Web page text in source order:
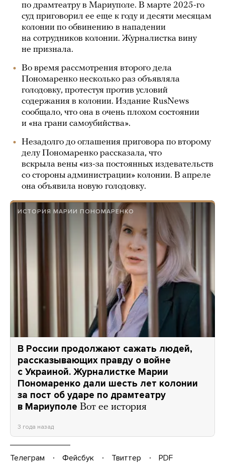
по драмтеатру в Мариуполе. В марте 2025-го
суд приговорил ее еще к году и десяти месяцам
колонии по обвинению в нападении
на сотрудников колонии. Журналистка вину
не признала.
Во время рассмотрения второго дела
Пономаренко несколько раз объявляла
голодовку, протестуя против условий
содержания в колонии. Издание RusNews
сообщало, что она в очень плохом состоянии
и «на грани самоубийства».
Незадолго до оглашения приговора по второму
делу Пономаренко рассказала, что
вскрыла вены «из-за постоянных издевательств
со стороны администрации» колонии. В апреле
она объявила новую голодовку.
ИСТОРИЯ МАРИИ ПОНОМАРЕНКО
В России продолжают сажать людей,
рассказывающих правду о войне
с Украиной. Журналистке Марии
Пономаренко дали шесть лет колонии
за пост об ударе по драмтеатру
в Мариуполе Вот ее история
3 года назад
Телеграм Фейсбук Твиттер
PDF